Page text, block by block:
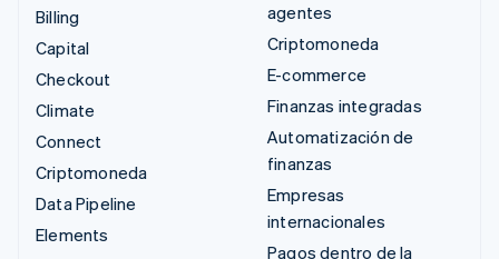
Billing
Capital
Checkout
Climate
Connect
Criptomoneda
Data Pipeline
Elements
agentes
Criptomoneda
E-commerce
Finanzas integradas
Automatización de
finanzas
Empresas
internacionales
Pagos dentro de la